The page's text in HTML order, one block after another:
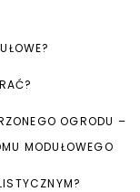
OGRODU –
MODUŁOWEGO